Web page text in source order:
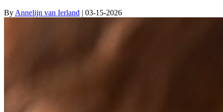
By Annelijn van Ierland | 03-15-2026